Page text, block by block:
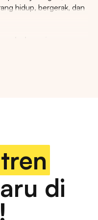
hidup, bergerak, dan
dengan berbagai
papan reklame
jalan, papan
tren
di